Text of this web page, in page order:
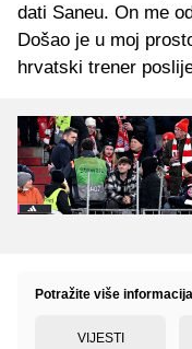
dati Saneu. On me
Došao je u moj
hrvatski trener
Potražite više
VIJESTI